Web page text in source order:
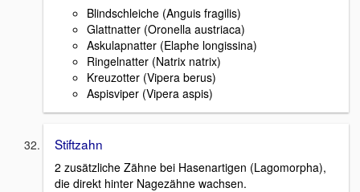
Blindschleiche (Anguis fragilis)
Glattnatter (Oronella austriaca)
Askulapnatter (Elaphe longissina)
Ringelnatter (Natrix natrix)
Kreuzotter (Vipera berus)
Aspisviper (Vipera aspis)
Stiftzahn
2 zusätzliche Zähne bei Hasenartigen (Lagomorpha),
die direkt hinter Nagezähne wachsen.